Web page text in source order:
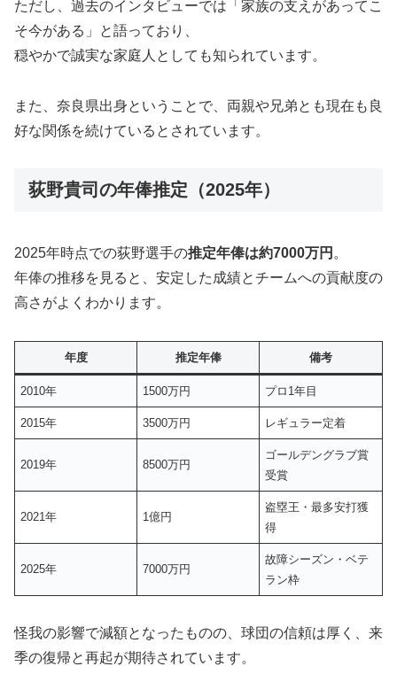
ただし、過去のインタビューでは「家族の支えがあってこ
そ今がある」と語っており、
穏やかで誠実な家庭人としても知られています。
また、奈良県出身ということで、両親や兄弟とも現在も良
好な関係を続けているとされています。
荻野貴司の年俸推定（2025年）
2025年時点での荻野選手の推定年俸は約7000万円 。
年俸の推移を見ると、安定した成績とチームへの貢献度の
高さがよくわかります。
年度 推定年俸 備考
2010年 1500万円 プロ1年目
2015年 3500万円 レギュラー定着
2019年 8500万円
ゴールデングラブ賞
受賞
2021年 1億円
盗塁王・最多安打獲
得
2025年 7000万円
故障シーズン・ベテ
ラン枠
怪我の影響で減額となったものの、球団の信頼は厚く、来
季の復帰と再起が期待されています。